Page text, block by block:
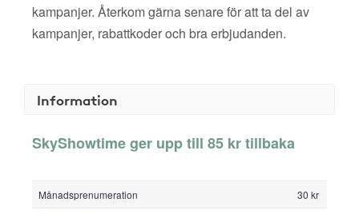
kampanjer. Återkom gärna senare för att ta del av
kampanjer, rabattkoder och bra erbjudanden.
Information
SkyShowtime ger upp till 85 kr tillbaka
Månadsprenumeration
30 kr